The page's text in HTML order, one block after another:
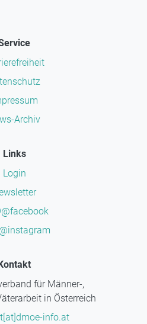
Archiv
Links
Login
Kontakt
für Männer-,
in Österreich
info.at